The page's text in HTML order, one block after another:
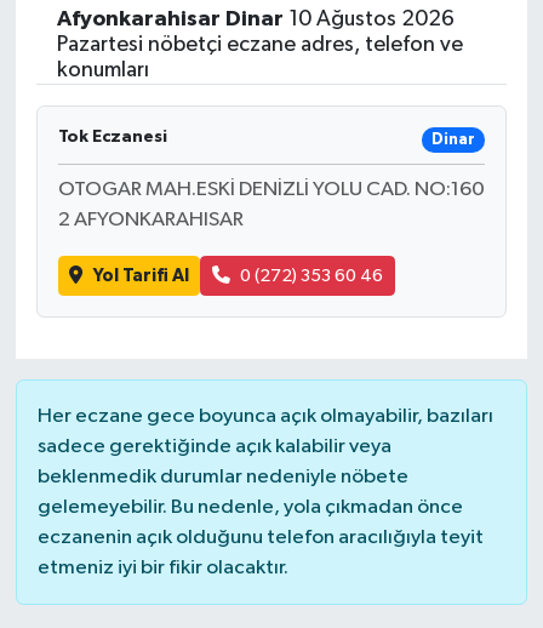
Afyonkarahisar Dinar 10 Ağustos 2026
Pazartesi nöbetçi eczane adres, telefon ve
konumları
Tok Eczanesi Dinar
OTOGAR MAH.ESKİ DENİZLİ YOLU CAD. NO:160
2 AFYONKARAHISAR
Yol Tarifi Al 0 (272) 353 60 46
Her eczane gece boyunca açık olmayabilir, bazıları
sadece gerektiğinde açık kalabilir veya
beklenmedik durumlar nedeniyle nöbete
gelemeyebilir. Bu nedenle, yola çıkmadan önce
eczanenin açık olduğunu telefon aracılığıyla teyit
etmeniz iyi bir fikir olacaktır.
ÇEVRE
Dış Haberler
Dünya
EĞİTİM
EKONOMİ
Finans
Flaş Haber
Gayrimenkul
GENEL